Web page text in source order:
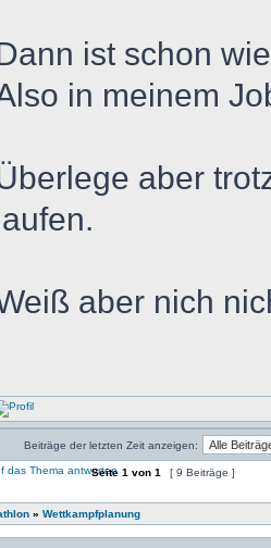
ist schon
in meinem
aber
aber nich
Beiträge der letzten Zeit anzeigen:
Seite 1 von 1 [ 9 Beiträge ]
» Wettkampfplanung